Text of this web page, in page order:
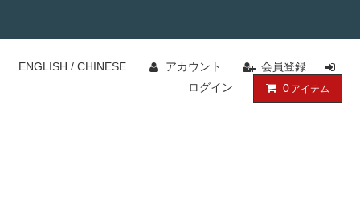
ENGLISH / CHINESE アカウント
会員登録
ログイン
0 アイテム